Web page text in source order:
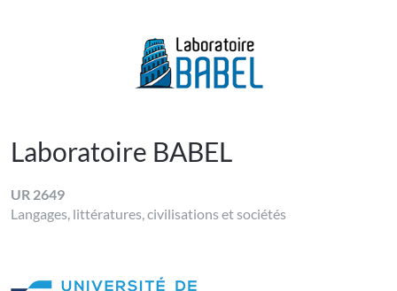
Laboratoire BABEL
UR 2649
Langages, littératures, civilisations et sociétés